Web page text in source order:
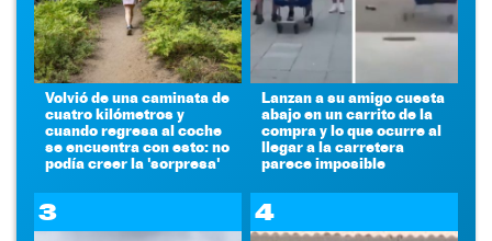
Volvió de una caminata de
cuatro kilómetros y
cuando regresa al coche
se encuentra con esto: no
podía creer la 'sorpresa'
Lanzan a su amigo cuesta
abajo en un carrito de la
compra y lo que ocurre al
llegar a la carretera
parece imposible
3 4